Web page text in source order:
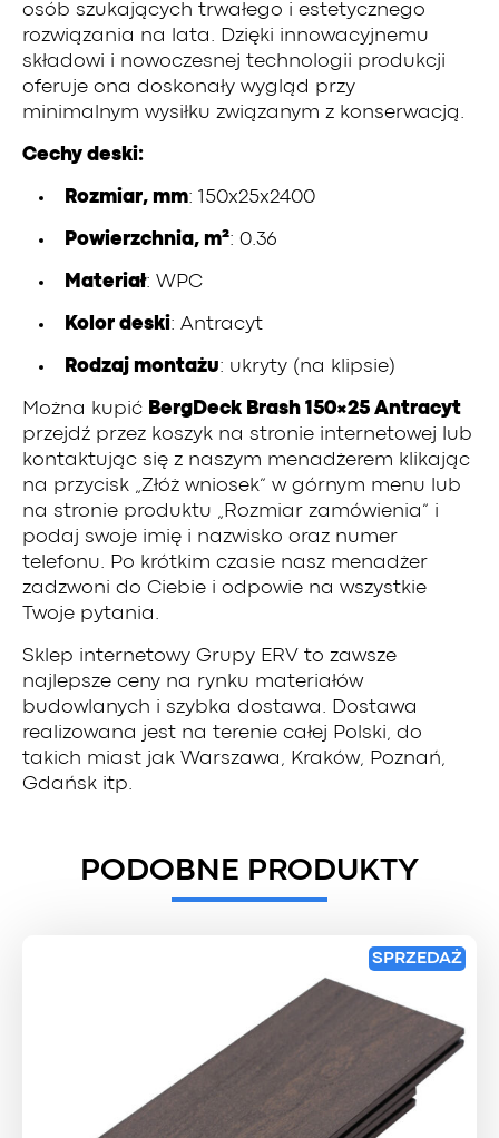
osób szukających trwałego i estetycznego
rozwiązania na lata. Dzięki innowacyjnemu
składowi i nowoczesnej technologii produkcji
oferuje ona doskonały wygląd przy
minimalnym wysiłku związanym z konserwacją.
Cechy deski:
Rozmiar, mm: 150x25x2400
Powierzchnia, m²: 0.36
Materiał: WPC
Kolor deski: Antracyt
Rodzaj montażu: ukryty (na klipsie)
Można kupić BergDeck Brash 150×25 Antracyt
przejdź przez koszyk na stronie internetowej lub
kontaktując się z naszym menadżerem klikając
na przycisk „Złóż wniosek” w górnym menu lub
na stronie produktu „Rozmiar zamówienia” i
podaj swoje imię i nazwisko oraz numer
telefonu. Po krótkim czasie nasz menadżer
zadzwoni do Ciebie i odpowie na wszystkie
Twoje pytania.
Sklep internetowy Grupy ERV to zawsze
najlepsze ceny na rynku materiałów
budowlanych i szybka dostawa. Dostawa
realizowana jest na terenie całej Polski, do
takich miast jak Warszawa, Kraków, Poznań,
Gdańsk itp.
PODOBNE PRODUKTY
SPRZEDAŻ